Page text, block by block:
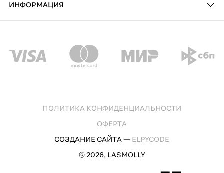
ИНФОРМАЦИЯ
© 2026, LASMOLLY
ПОЛИТИКА КОНФИДЕНЦИАЛЬНОСТИ
ОФЕРТА
СОЗДАНИЕ САЙТА — ELPYCODE